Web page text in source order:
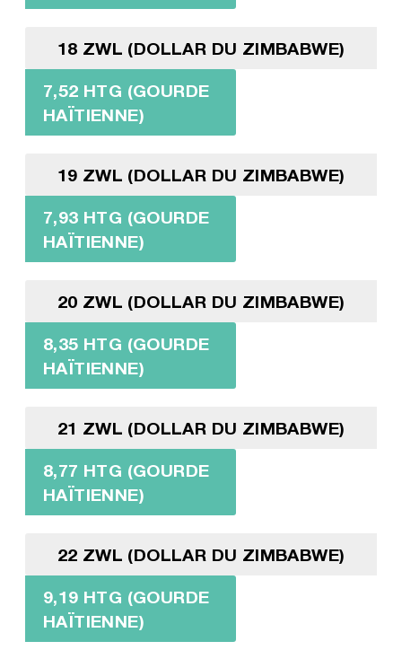
18 ZWL (DOLLAR DU ZIMBABWE)
7,52 HTG (GOURDE
HAÏTIENNE)
19 ZWL (DOLLAR DU ZIMBABWE)
7,93 HTG (GOURDE
HAÏTIENNE)
20 ZWL (DOLLAR DU ZIMBABWE)
8,35 HTG (GOURDE
HAÏTIENNE)
21 ZWL (DOLLAR DU ZIMBABWE)
8,77 HTG (GOURDE
HAÏTIENNE)
22 ZWL (DOLLAR DU ZIMBABWE)
9,19 HTG (GOURDE
HAÏTIENNE)